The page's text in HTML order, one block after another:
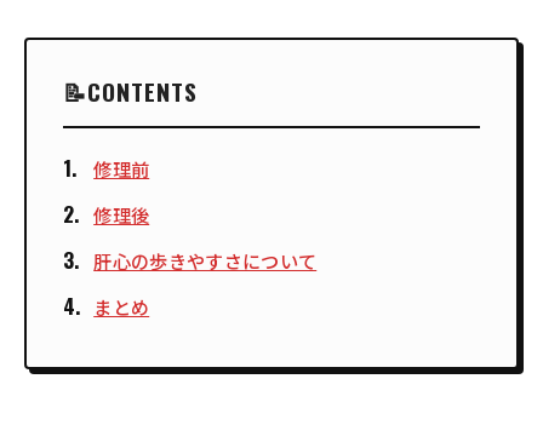
CONTENTS
修理前
修理後
肝心の歩きやすさについて
まとめ